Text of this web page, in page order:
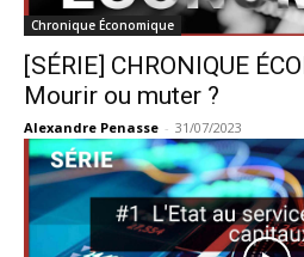
Chronique Économique
[SÉRIE] CHRONIQUE
Mourir ou muter ?
Alexandre Penasse - 31/07/2023